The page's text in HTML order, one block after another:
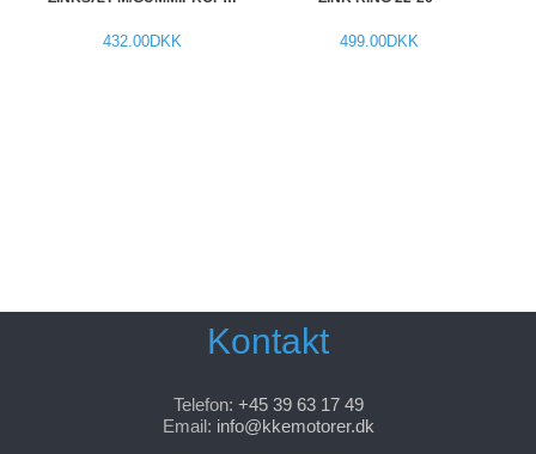
432.00DKK 499.00DKK
Kontakt
Telefon: +45 39 63 17 49
Email: info@kkemotorer.dk